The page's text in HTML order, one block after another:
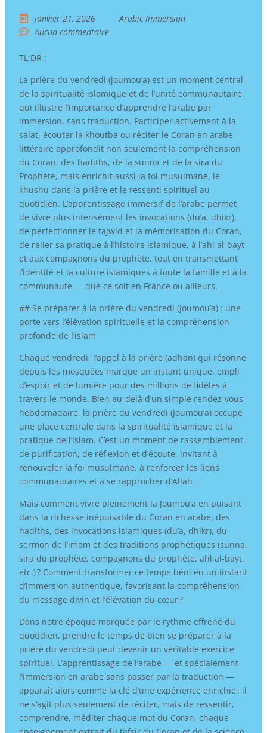
janvier 21, 2026
Arabic Immersion
Aucun commentaire
TL;DR :
La prière du vendredi (joumou’a) est un moment central
de la spiritualité islamique et de l’unité communautaire,
qui illustre l’importance d’apprendre l’arabe par
immersion, sans traduction. Participer activement à la
salat, écouter la khoutba ou réciter le Coran en arabe
littéraire approfondit non seulement la compréhension
du Coran, des hadiths, de la sunna et de la sira du
Prophète, mais enrichit aussi la foi musulmane, le
khushu dans la prière et le ressenti spirituel au
quotidien. L’apprentissage immersif de l’arabe permet
de vivre plus intensément les invocations (du’a, dhikr),
de perfectionner le tajwid et la mémorisation du Coran,
de relier sa pratique à l’histoire islamique, à l’ahl al-bayt
et aux compagnons du prophète, tout en transmettant
l’identité et la culture islamiques à toute la famille et à la
communauté — que ce soit en France ou ailleurs.
## Se préparer à la prière du vendredi (Joumou’a) : une
porte vers l’élévation spirituelle et la compréhension
profonde de l’islam
Chaque vendredi, l’appel à la prière (adhan) qui résonne
depuis les mosquées marque un instant unique, empli
d’espoir et de lumière pour des millions de fidèles à
travers le monde. Bien au-delà d’un simple rendez-vous
hebdomadaire, la prière du vendredi (Joumou’a) occupe
une place centrale dans la spiritualité islamique et la
pratique de l’islam. C’est un moment de rassemblement,
de purification, de réflexion et d’écoute, invitant à
renouveler la foi musulmane, à renforcer les liens
communautaires et à se rapprocher d’Allah.
Mais comment vivre pleinement la Joumou’a en puisant
dans la richesse inépuisable du Coran en arabe, des
hadiths, des invocations islamiques (du’a, dhikr), du
sermon de l’imam et des traditions prophétiques (sunna,
sira du prophète, compagnons du prophète, ahl al-bayt,
etc.) ? Comment transformer ce temps béni en un instant
d’immersion authentique, favorisant la compréhension
du message divin et l’élévation du cœur ?
Dans notre époque marquée par le rythme effréné du
quotidien, prendre le temps de bien se préparer à la
prière du vendredi peut devenir un véritable exercice
spirituel. L’apprentissage de l’arabe — et spécialement
l’immersion en arabe sans passer par la traduction —
apparaît alors comme la clé d’une expérience enrichie : il
ne s’agit plus seulement de réciter, mais de ressentir,
comprendre, méditer chaque mot du Coran, chaque